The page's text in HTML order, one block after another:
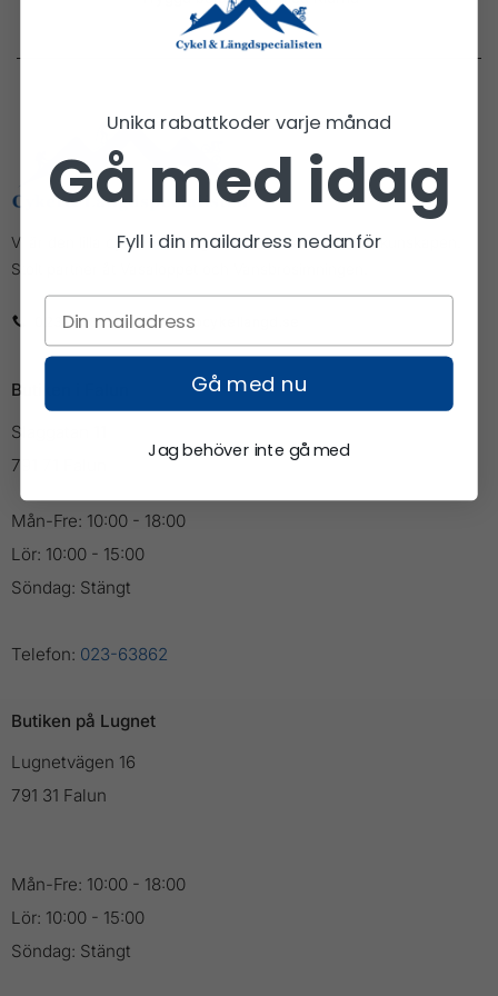
Vi är den lilla cykel och längdbutiken med den stora kunskapen.
Stolt partner åt Vasaloppet och Vansbrosimningen.
023-63862 info@cykellangd.se
Butiken i Falun
Slaggatan 11
791 71 Falun
Mån-Fre: 10:00 - 18:00
Lör: 10:00 - 15:00
Söndag: Stängt
Telefon: 023-63862
Butiken på Lugnet
Lugnetvägen 16
791 31 Falun
Mån-Fre: 10:00 - 18:00
Lör: 10:00 - 15:00
Söndag: Stängt
Unika rabattkoder varje månad
Gå med idag
Fyll i din mailadress nedanför
Gå med nu
Jag behöver inte gå med